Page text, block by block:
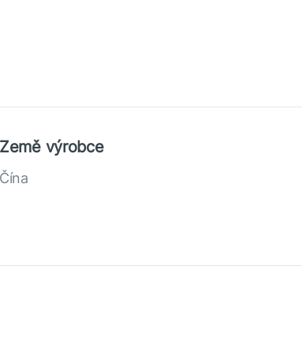
Země výrobce
Čína